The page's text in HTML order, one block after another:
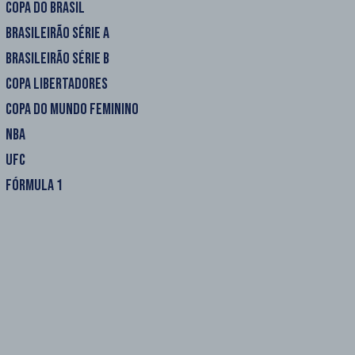
COPA DO BRASIL
BRASILEIRÃO SÉRIE A
BRASILEIRÃO SÉRIE B
COPA LIBERTADORES
COPA DO MUNDO FEMININO
NBA
UFC
FÓRMULA 1